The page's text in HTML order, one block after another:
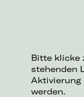
Bitte klicke
stehenden
Aktivierung
werden.